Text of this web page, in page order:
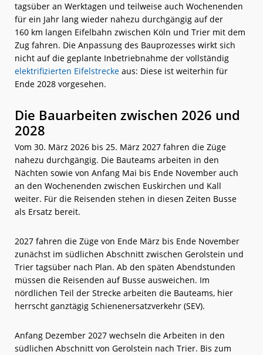
tagsüber an Werktagen und teilweise auch Wochenenden
für ein Jahr lang wieder nahezu durchgängig auf der
160 km langen Eifelbahn zwischen Köln und Trier mit dem
Zug fahren. Die Anpassung des Bauprozesses wirkt sich
nicht auf die geplante Inbetriebnahme der vollständig
elektrifizierten Eifelstrecke aus: Diese ist weiterhin für
Ende 2028 vorgesehen.
Die Bauarbeiten zwischen 2026 und
2028
Vom 30. März 2026 bis 25. März 2027 fahren die Züge
nahezu durchgängig. Die Bauteams arbeiten in den
Nächten sowie von Anfang Mai bis Ende November auch
an den Wochenenden zwischen Euskirchen und Kall
weiter. Für die Reisenden stehen in diesen Zeiten Busse
als Ersatz bereit.
2027 fahren die Züge von Ende März bis Ende November
zunächst im südlichen Abschnitt zwischen Gerolstein und
Trier tagsüber nach Plan. Ab den späten Abendstunden
müssen die Reisenden auf Busse ausweichen. Im
nördlichen Teil der Strecke arbeiten die Bauteams, hier
herrscht ganztägig Schienenersatzverkehr (SEV).
Anfang Dezember 2027 wechseln die Arbeiten in den
südlichen Abschnitt von Gerolstein nach Trier. Bis zum